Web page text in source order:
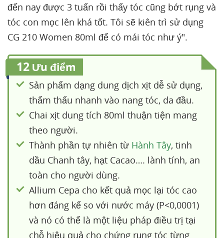
đến nay được 3 tuấn rồi thấy tóc cũng bớt rụng và
tóc con mọc lên khá tốt. Tôi sẽ kiên trì sử dụng
CG 210 Women 80ml để có mái tóc như ý".
12 Ưu điểm
Sản phẩm dạng dung dịch xịt dễ sử dụng,
thẩm thấu nhanh vào nang tóc, da đầu.
Chai xịt dung tích 80ml thuận tiện mang
theo người.
Thành phần tự nhiên từ Hành Tây, tinh
dầu Chanh tây, hạt Cacao…. lành tính, an
toàn cho người dùng.
Allium Cepa cho kết quả mọc lại tóc cao
hơn đáng kể so với nước máy (P<0,0001)
và nó có thể là một liệu pháp điều trị tại
chỗ hiệu quả cho chứng rụng tóc từng